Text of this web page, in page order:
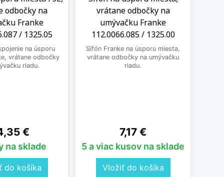
odbočky na
Franke
/ 1325.05
na úsporu
vrátane odbočky
riadu.
€
na sklade
do košíka
vrátane odbočky na
umývačku Franke
112.0066.085 / 1325.00
Sifón Franke na úsporu miesta,
vrátane odbočky na umývačku
riadu.
Cena
7,17 €
5 a viac kusov na sklade
Vložiť do košíka